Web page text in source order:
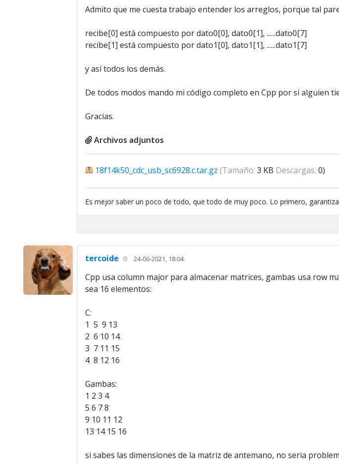
Admito que me cuesta trabajo entender los arreglos, porque tal
recibe[0] está compuesto por dato0[0], dato0[1], ......dato0[7]
recibe[1] está compuesto por dato1[0], dato1[1], ......dato1[7]
y así todos los demás.
De todos modos mando mi código completo en Cpp por si alguien
Gracias.
Archivos adjuntos
18f14k50_cdc_usb_sc6928.c.tar.gz (Tamaño: 3 KB Descargas: 0)
Es mejor saber un poco de todo, que todo de muy poco. Lo primero,
tercoide 24-06-2021, 18:04
Cpp usa column major para almacenar matrices, gambas usa row
sea 16 elementos:
C:
1 5 9 13
2 6 10 14
3 7 11 15
4 8 12 16
Gambas:
1 2 3 4
5 6 7 8
9 10 11 12
13 14 15 16
si sabes las dimensiones de la matriz de antemano, no seria